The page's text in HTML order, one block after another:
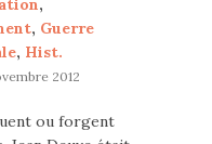
,
, Guerre
, Hist.
2012
ou forgent